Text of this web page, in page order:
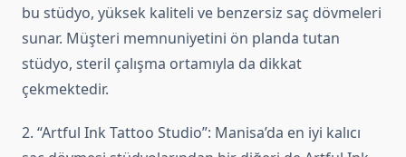
bu stüdyo, yüksek kaliteli ve benzersiz saç dövmeleri
sunar. Müşteri memnuniyetini ön planda tutan
stüdyo, steril çalışma ortamıyla da dikkat
çekmektedir.
2. “Artful Ink Tattoo Studio”: Manisa’da en iyi kalıcı